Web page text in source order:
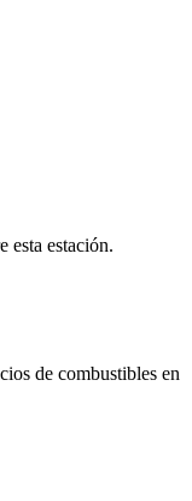
esta estación.
de combustibles en